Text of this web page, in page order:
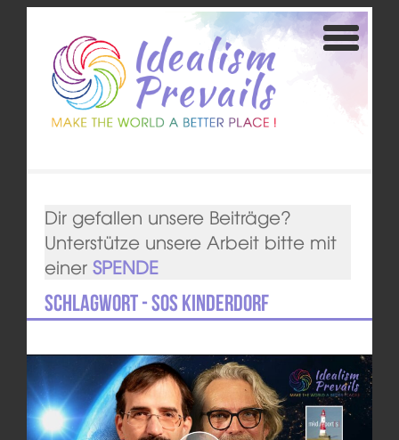
Dir gefallen unsere Beiträge?
Unterstütze unsere Arbeit bitte mit
einer SPENDE
Schlagwort - SOS Kinderdorf